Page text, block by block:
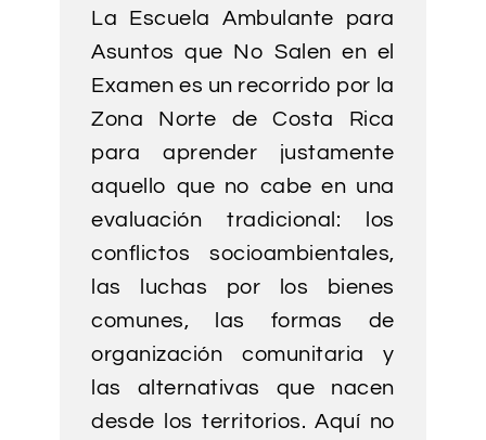
La Escuela Ambulante para
Asuntos que No Salen en el
Examen es un recorrido por la
Zona Norte de Costa Rica
para aprender justamente
aquello que no cabe en una
evaluación tradicional: los
conflictos socioambientales,
las luchas por los bienes
comunes, las formas de
organización comunitaria y
las alternativas que nacen
desde los territorios. Aquí no